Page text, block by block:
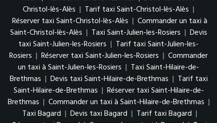
Christol-lès-Alès | Tarif taxi Saint-Christol-lès-Alès |
Réserver taxi Saint-Christol-lès-Alès | Commander un taxi à
Saint-Christol-lès-Alès | Taxi Saint-Julien-les-Rosiers | Devis
taxi Saint-Julien-les-Rosiers | Tarif taxi Saint-Julien-les-
Rosiers | Réserver taxi Saint-Julien-les-Rosiers | Commander
un taxi à Saint-Julien-les-Rosiers | Taxi Saint-Hilaire-de-
Brethmas | Devis taxi Saint-Hilaire-de-Brethmas | Tarif taxi
Saint-Hilaire-de-Brethmas | Réserver taxi Saint-Hilaire-de-
Brethmas | Commander un taxi à Saint-Hilaire-de-Brethmas |
Taxi Bagard | Devis taxi Bagard | Tarif taxi Bagard |